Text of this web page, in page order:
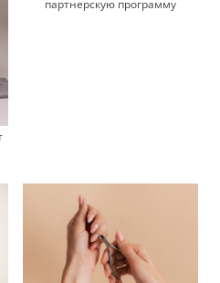
партнерскую программу